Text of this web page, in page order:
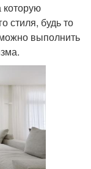
стиля, будь то
выполнить